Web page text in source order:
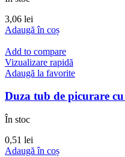
3,06 lei
Adaugă în coș
Add to compare
Vizualizare rapidă
Adaugă la favorite
Duza tub de picurare
În stoc
0,51 lei
Adaugă în coș